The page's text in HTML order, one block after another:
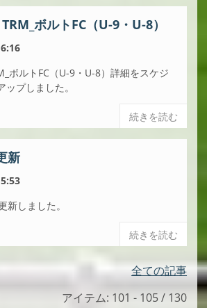
ボルトFC（U-9・U-8）
ボルトFC（U-9・U-8）詳細をスケジ
プしました。
続きを読む
新
新しました。
続きを読む
全ての記事
アイテム: 101 - 105 / 130